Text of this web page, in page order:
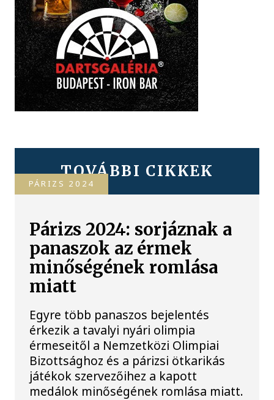
TOVÁBBI CIKKEK
PÁRIZS 2024
Párizs 2024: sorjáznak a
panaszok az érmek
minőségének romlása
miatt
Egyre több panaszos bejelentés
érkezik a tavalyi nyári olimpia
érmeseitől a Nemzetközi Olimpiai
Bizottsághoz és a párizsi ötkarikás
játékok szervezőihez a kapott
medálok minőségének romlása miatt.